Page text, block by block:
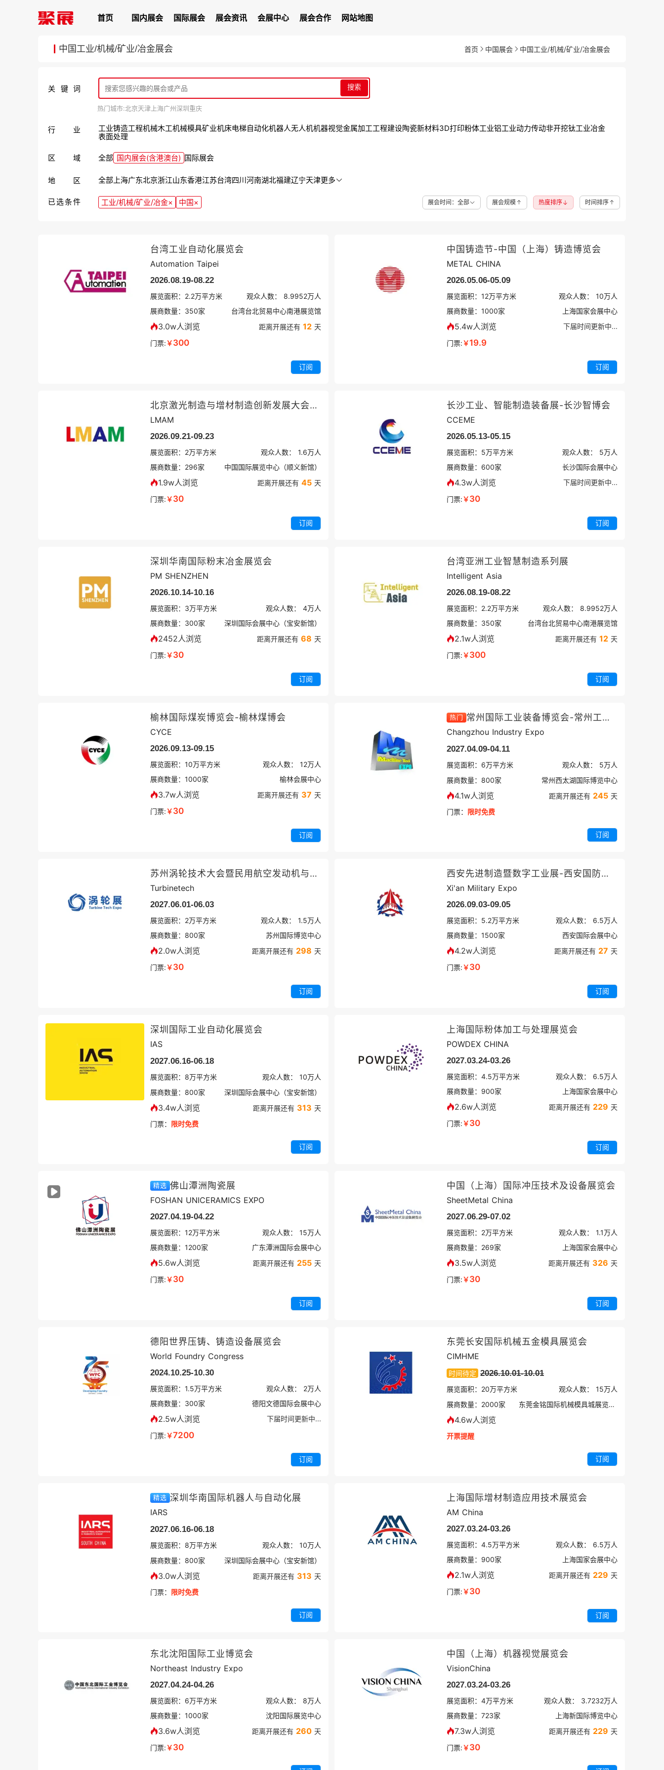
首页 国内展会 国际展会 展会资讯 会展中心 展会合作 网站地图
中国工业/机械/矿业/冶金展会 首页 中国展会 中国工业/机械/矿业/冶金展会
台湾工业自动化展览会
Automation Taipei
2026.08.19-08.22
展览面积： 2.2万平方米 观众人数： 8.9952万人
展商数量： 350家 台湾台北贸易中心南港展览馆
3.0w人浏览 距离开展还有 12 天
门票:￥300
订阅
中国铸造节-中国（上海）铸造博览会
METAL CHINA
2026.05.06-05.09
展览面积： 12万平方米 观众人数： 10万人
展商数量： 1000家 上海国家会展中心
5.4w人浏览
下届时间更新中...
门票:￥19.9
订阅
北京激光制造与增材制造创新发展大会暨展览会
LMAM
2026.09.21-09.23
展览面积： 2万平方米 观众人数： 1.6万人
展商数量： 296家 中国国际展览中心（顺义新馆）
1.9w人浏览 距离开展还有 45 天
门票:￥30
订阅
长沙工业、智能制造装备展-长沙智博会
CCEME
2026.05.13-05.15
展览面积： 5万平方米 观众人数： 5万人
展商数量： 600家 长沙国际会展中心
4.3w人浏览
下届时间更新中...
门票:￥30
订阅
深圳华南国际粉末冶金展览会
PM SHENZHEN
2026.10.14-10.16
展览面积： 3万平方米 观众人数： 4万人
展商数量： 300家 深圳国际会展中心（宝安新馆）
2452人浏览 距离开展还有 68 天
门票:￥30
订阅
台湾亚洲工业智慧制造系列展
Intelligent Asia
2026.08.19-08.22
展览面积： 2.2万平方米 观众人数： 8.9952万人
展商数量： 350家 台湾台北贸易中心南港展览馆
2.1w人浏览 距离开展还有 12 天
门票:￥300
订阅
榆林国际煤炭博览会-榆林煤博会
CYCE
2026.09.13-09.15
展览面积： 10万平方米 观众人数： 12万人
展商数量： 1000家 榆林会展中心
3.7w人浏览 距离开展还有 37 天
门票:￥30
订阅
热门 常州国际工业装备博览会-常州工博会
Changzhou Industry Expo
2027.04.09-04.11
展览面积： 6万平方米 观众人数： 5万人
展商数量： 800家 常州西太湖国际博览中心
4.1w人浏览 距离开展还有 245 天
门票： 限时免费
订阅
苏州涡轮技术大会暨民用航空发动机与燃气轮机展
Turbinetech
2027.06.01-06.03
展览面积： 2万平方米 观众人数： 1.5万人
展商数量： 800家 苏州国际博览中心
2.0w人浏览 距离开展还有 298 天
门票:￥30
订阅
西安先进制造暨数字工业展-西安国防科技展
Xi'an Military Expo
2026.09.03-09.05
展览面积： 5.2万平方米 观众人数： 6.5万人
展商数量： 1500家 西安国际会展中心
4.2w人浏览 距离开展还有 27 天
门票:￥30
订阅
深圳国际工业自动化展览会
IAS
2027.06.16-06.18
展览面积： 8万平方米 观众人数： 10万人
展商数量： 800家 深圳国际会展中心（宝安新馆）
3.4w人浏览 距离开展还有 313 天
门票： 限时免费
订阅
上海国际粉体加工与处理展览会
POWDEX CHINA
2027.03.24-03.26
展览面积： 4.5万平方米 观众人数： 6.5万人
展商数量： 900家 上海国家会展中心
2.6w人浏览 距离开展还有 229 天
门票:￥30
订阅
精选 佛山潭洲陶瓷展
FOSHAN UNICERAMICS EXPO
2027.04.19-04.22
展览面积： 12万平方米 观众人数： 15万人
展商数量： 1200家 广东潭洲国际会展中心
5.6w人浏览 距离开展还有 255 天
门票:￥30
订阅
中国（上海）国际冲压技术及设备展览会
SheetMetal China
2027.06.29-07.02
展览面积： 2万平方米 观众人数： 1.1万人
展商数量： 269家 上海国家会展中心
3.5w人浏览 距离开展还有 326 天
门票:￥30
订阅
德阳世界压铸、铸造设备展览会
World Foundry Congress
2024.10.25-10.30
展览面积： 1.5万平方米 观众人数： 2万人
展商数量： 300家 德阳文德国际会展中心
2.5w人浏览
下届时间更新中...
门票:￥7200
订阅
东莞长安国际机械五金模具展览会
CIMHME
时间待定 2026.10.01-10.01
展览面积： 20万平方米 观众人数： 15万人
展商数量： 2000家 东莞金铭国际机械模具城展览中心
4.6w人浏览
开票提醒
订阅
精选 深圳华南国际机器人与自动化展
IARS
2027.06.16-06.18
展览面积： 8万平方米 观众人数： 10万人
展商数量： 800家 深圳国际会展中心（宝安新馆）
3.0w人浏览 距离开展还有 313 天
门票： 限时免费
订阅
上海国际增材制造应用技术展览会
AM China
2027.03.24-03.26
展览面积： 4.5万平方米 观众人数： 6.5万人
展商数量： 900家 上海国家会展中心
2.1w人浏览 距离开展还有 229 天
门票:￥30
订阅
东北沈阳国际工业博览会
Northeast Industry Expo
2027.04.24-04.26
展览面积： 6万平方米 观众人数： 8万人
展商数量： 1000家 沈阳国际展览中心
3.6w人浏览 距离开展还有 260 天
门票:￥30
中国（上海）机器视觉展览会
VisionChina
2027.03.24-03.26
展览面积： 4万平方米 观众人数： 3.7232万人
展商数量： 723家 上海新国际博览中心
7.3w人浏览 距离开展还有 229 天
门票:￥30
关键词 搜索
热门城市:北京天津 上海广州深圳重庆
行业 工业铸造工程机械木工机械模具矿业机床电梯自动化机器人无人机机器视觉金属加工工程建设陶瓷新材料3D打印粉体工业铝工业动力传动非开挖钛工业冶金
表面处理
区域 全部 国内展会(含港澳台) 国际展会
地区 全部 上海广东北京浙江山东香港江苏台湾四川河南湖北福建辽宁天津更多
已选条件 工业/机械/矿业/冶金× 中国× 展会时间：全部 展会规模 热度排序 时间排序